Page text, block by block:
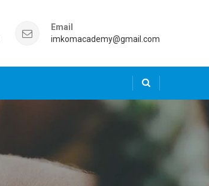
Email
imkomacademy@gmail.com